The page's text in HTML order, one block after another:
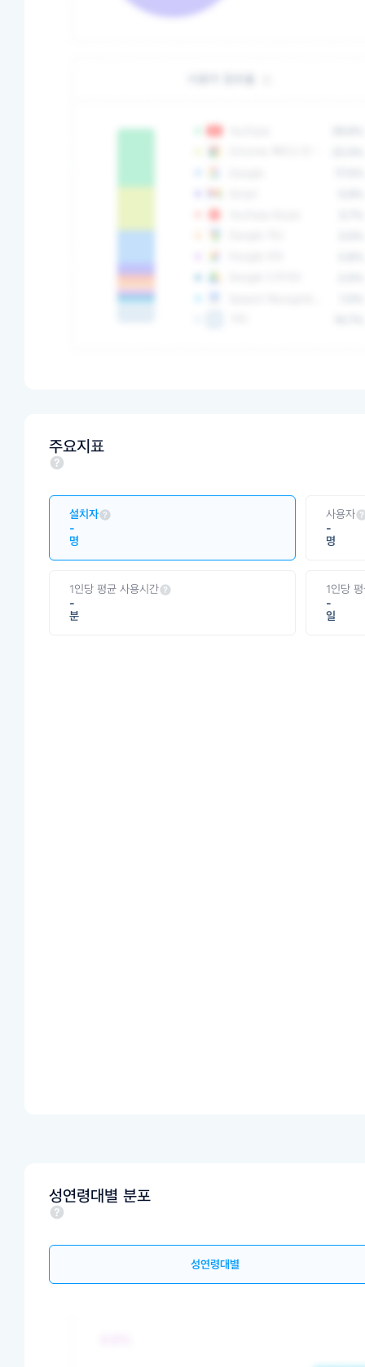
주요지표
설치자
-
명
사용자
-
명
1인당 평균 사용시간
-
분
1인당
-
일
성연령대별 분포
성연령대별